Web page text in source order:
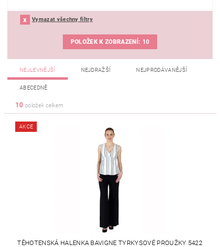
Vymazat všechny filtry
POLOŽEK K ZOBRAZENÍ: 10
NEJLEVNĚJŠÍ NEJDRAŽŠÍ NEJPRODÁVANĚJŠÍ
ABECEDNĚ
10 položek celkem
AKCE
TĚHOTENSKÁ HALENKA BAVIGNE TYRKYSOVÉ PROUŽKY 5422